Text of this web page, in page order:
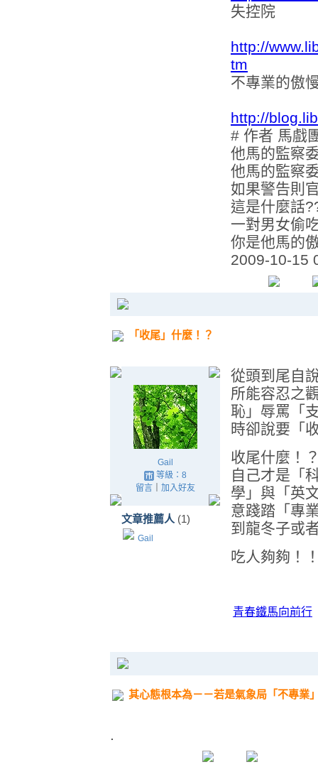
失控院
http://
tm
不專業的傲
http://
# 作者 馬戲
他馬的監察
他馬的監察
如果警告則
這是什麼話
一對男女偷
你是他馬的
2009-10-15
「收尾」什麼！？
Gail
等級：8
留言｜ 加入好友
文章推薦人 (1)
Gail
從頭到尾自
所能容忍之
恥」辱罵「
時卻說要「
收尾什麼！
自己才是「
學」與「英
意踐踏「專
到龍冬子或
吃人夠夠！
青春鐵馬向前行
其心態根本為－－若是氣象局「不專業
.